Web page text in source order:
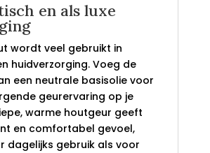
en als luxe
wordt veel gebruikt in
huidverzorging. Voeg de
een neutrale basisolie voor
geurervaring op je
warme houtgeur geeft
en comfortabel gevoel,
dagelijks gebruik als voor